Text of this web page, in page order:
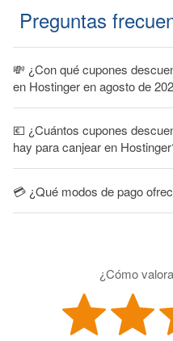
Preguntas
💸 ¿Con qué cupones
en Hostinger en agosto de
💶 ¿Cuántos cupones
hay para canjear en
💳 ¿Qué modos de pago
¿Cómo